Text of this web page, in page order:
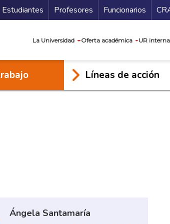
Estudiantes Profesores Funcionarios
La Universidad Oferta académica UR
Líneas de acción
Ángela Santamaría